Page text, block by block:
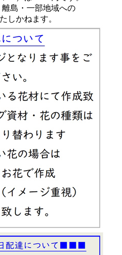
島・一部地域への
しかねます。